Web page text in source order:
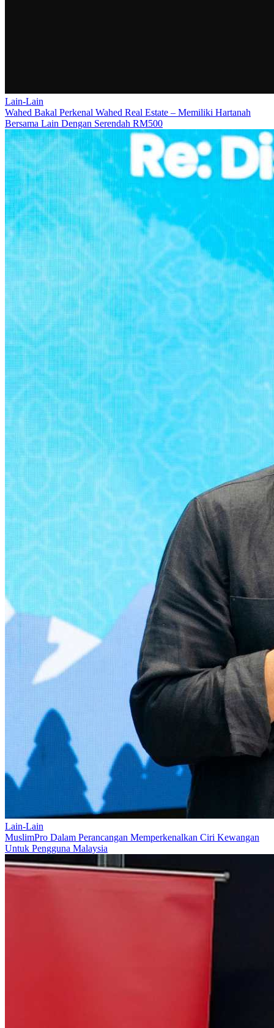
Lain-Lain
Wahed Bakal Perkenal Wahed Real Estate – Memiliki Hartanah
Bersama Lain Dengan Serendah RM500
Lain-Lain
MuslimPro Dalam Perancangan Memperkenalkan Ciri Kewangan
Untuk Pengguna Malaysia